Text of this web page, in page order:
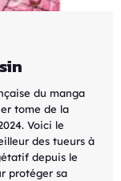
du manga
tome de la
Voici le
des tueurs à
depuis le
protéger sa